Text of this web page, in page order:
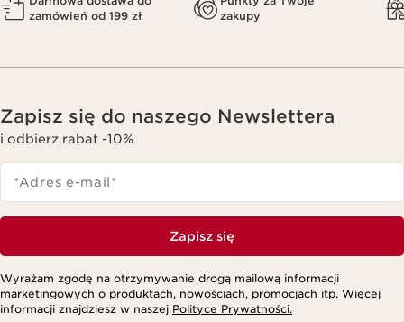
zamówień od 199 zł
zakupy
Zapisz się do naszego Newslettera
i odbierz rabat -10%
*Adres e-mail*
Zapisz się
Wyrażam zgodę na otrzymywanie drogą mailową informacji
marketingowych o produktach, nowościach, promocjach itp. Więcej
informacji znajdziesz w naszej Polityce Prywatności.